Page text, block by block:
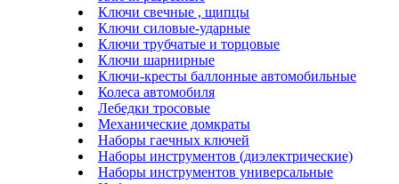
Ключи свечные , щипцы
Ключи силовые-ударные
Ключи трубчатые и торцовые
Ключи шарнирные
Ключи-кресты баллонные автомобильные
Колеса автомобиля
Лебедки тросовые
Механические домкраты
Наборы гаечных ключей
Наборы инструментов (диэлектрические)
Наборы инструментов универсальные